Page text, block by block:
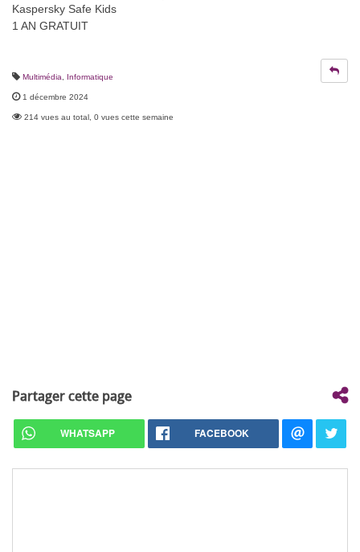
Kaspersky Safe Kids
1 AN GRATUIT
Multimédia Informatique
1 décembre 2024
214 vues au total, 0 vues cette semaine
Partager cette page
WHATSAPP FACEBOOK